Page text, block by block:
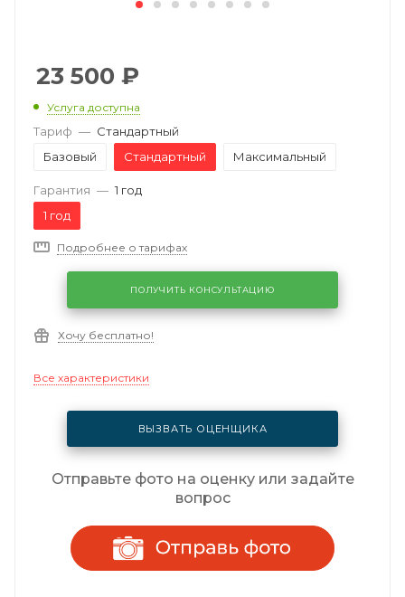
23 500 ₽
Услуга доступна
Тариф — Стандартный
Базовый
Стандартный Максимальный
Гарантия — 1 год
1 год
Подробнее о тарифах
ПОЛУЧИТЬ КОНСУЛЬТАЦИЮ
Хочу бесплатно!
Все характеристики
ВЫЗВАТЬ ОЦЕНЩИКА
Отправьте фото на оценку или задайте
вопрос